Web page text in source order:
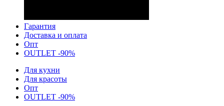
Гарантия
Доставка и оплата
Опт
OUTLET -90%
Для кухни
Для красоты
Опт
OUTLET -90%